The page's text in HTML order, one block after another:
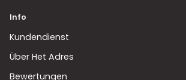
Info
Kundendienst
Über Het Adres
Bewertungen